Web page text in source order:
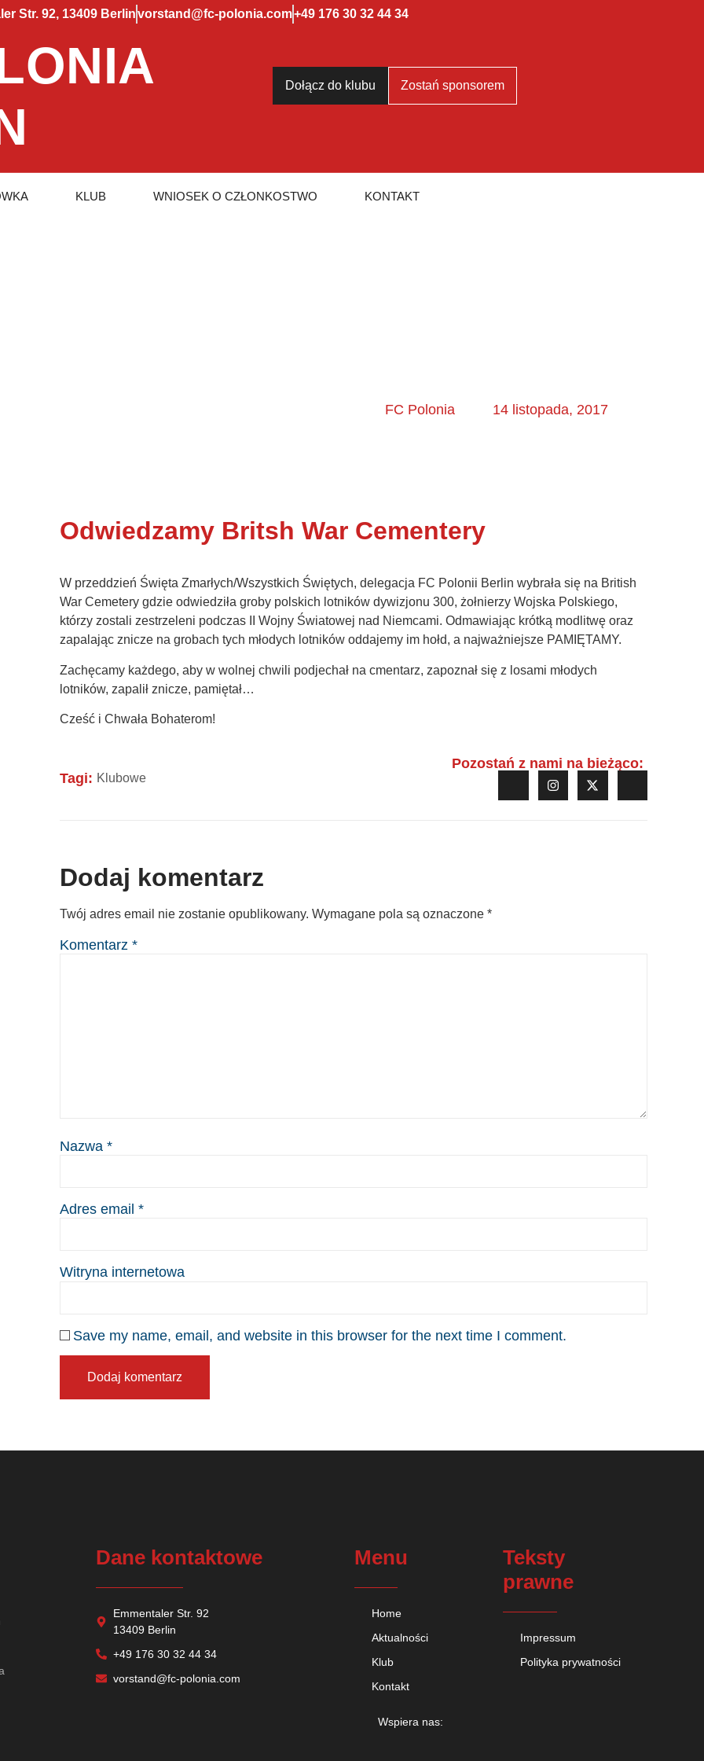
Str. 92, 13409 Berlinvorstand@fc-polonia.com+49 176 30 32 44 34
Dołącz do klubu Zostań sponsorem
KLUB WNIOSEK O CZŁONKOSTWO KONTAKT
FC Polonia 14 listopada, 2017
Odwiedzamy Britsh War Cementery
W przeddzień Święta Zmarłych/Wszystkich Świętych, delegacja FC Polonii Berlin wybrała się na British
War Cemetery gdzie odwiedziła groby polskich lotników dywizjonu 300, żołnierzy Wojska Polskiego,
którzy zostali zestrzeleni podczas II Wojny Światowej nad Niemcami. Odmawiając krótką modlitwę oraz
zapalając znicze na grobach tych młodych lotników oddajemy im hołd, a najważniejsze PAMIĘTAMY.
Zachęcamy każdego, aby w wolnej chwili podjechał na cmentarz, zapoznał się z losami młodych
lotników, zapa lił znicze, pamiętał…
Cześć i Chwała Bohaterom!
Tagi: Klubowe
Pozostań z nami na bieżąco:
Dodaj komentarz
Twój adres email nie zostanie opublikowany. Wymagane pola są oznaczone *
Komentarz *
Nazwa *
Adres email *
Witryna internetowa
Save my name, email, and website in this browser for the next time I comment.
Dane kontaktowe
Emmentaler Str. 92
13409 Berlin
+49 176 30 32 44 34
vorstand@fc-polonia.com
Menu
Home
Aktualności
Klub
Kontakt
Teksty
prawne
Impressum
Polityka prywatności
Wspiera nas: